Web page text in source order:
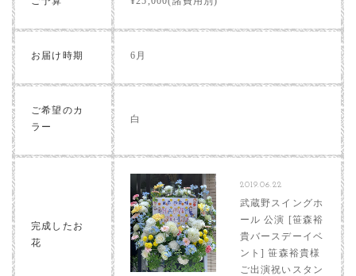
お届け時期 6月
ご希望のカ
ラー
白
完成したお
花
2019.06.22
武蔵野スイングホ
ール 公演 [笹森裕
貴バースデーイベ
ント] 笹森裕貴様
ご出演祝いスタン